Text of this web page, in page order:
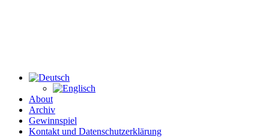
About
Archiv
Gewinnspiel
Kontakt und Datenschutzerklärung